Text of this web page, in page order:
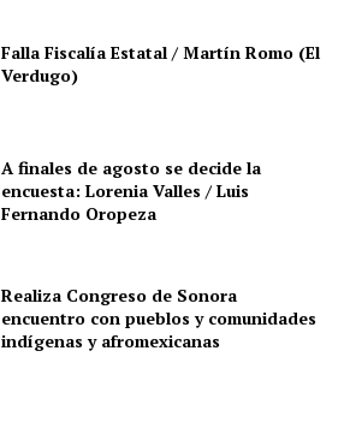
Falla Fiscalía Estatal / Martín Romo (El
Verdugo)
A finales de agosto se decide la
encuesta: Lorenia Valles / Luis
Fernando Oropeza
Realiza Congreso de Sonora
encuentro con pueblos y comunidades
indígenas y afromexicanas